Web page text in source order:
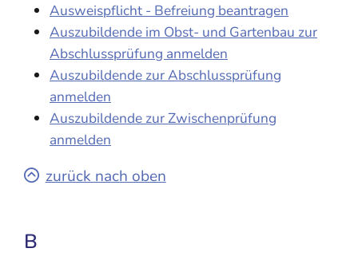
Ausweispflicht - Befreiung beantragen
Auszubildende im Obst- und Gartenbau zur
Abschlussprüfung anmelden
Auszubildende zur Abschlussprüfung
anmelden
Auszubildende zur Zwischenprüfung
anmelden
zurück nach oben
B